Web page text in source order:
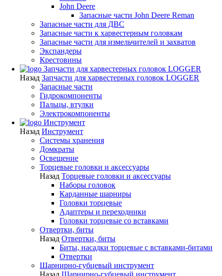
John Deere
Запасные части John Deere Reman
Запасные части для ДВС
Запасные части к харвестерным головкам
Запасные части для измельчителей и захватов
Экспандеры
Крестовины
Запчасти для харвестерных головок LOGGER
Назад Запчасти для харвестерных головок LOGGER
Запасные части
Гидрокомпоненты
Пальцы, втулки
Электрокомпоненты
Инструмент
Назад Инструмент
Системы хранения
Домкраты
Освещение
Торцевые головки и аксессуары
Назад Торцевые головки и аксессуары
Наборы головок
Карданные шарниры
Головки торцевые
Адаптеры и переходники
Головки торцевые со вставками
Отвертки, биты
Назад Отвертки, биты
Биты, насадки торцевые с вставками-битами
Отвертки
Шарнирно-губцевый инструмент
Назад Шарнирно-губцевый инструмент